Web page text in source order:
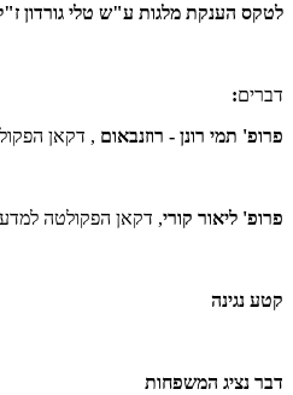
לטקס הענקת מלגות ע"ש טלי גורדון
דברים:
פרופ' תמי רונן - רוזנבאום , דקאן
פרופ' ליאור קורי, דקאן הפקולטה
קטע נגינה
דבר נציג המשפחות